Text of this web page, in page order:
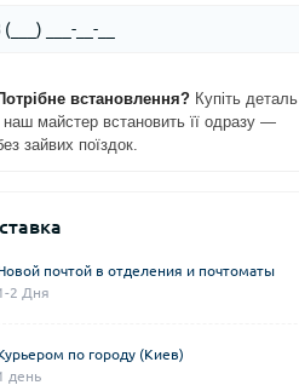
встановлення?Купіть деталь
наш майстер встановить її одразу —
зайвих поїздок.
почтой в отделения и почтоматы
2 Дня
по городу (Киев)
день